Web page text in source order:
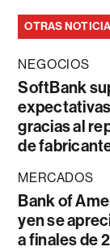
OTRAS
NEGOCIOS
SoftBank
gracias al
de
MERCADOS
Bank of
yen se
a finales de